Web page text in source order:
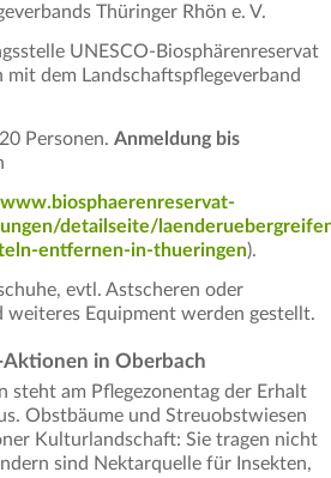
Thüringer Rhön e. V.
UNESCO-Biosphärenreservat
mit dem Landschaftspflegeverband
Personen. Anmeldung bis
detailseite/
entfernen-in-thueringen).
evtl. Astscheren oder
weiteres Equipment werden gestellt.
in Oberbach
steht am Pflegezonentag der Erhalt
Obstbäume und Streuobstwiesen
Kulturlandschaft: Sie tragen nicht
sind Nektarquelle für Insekten,